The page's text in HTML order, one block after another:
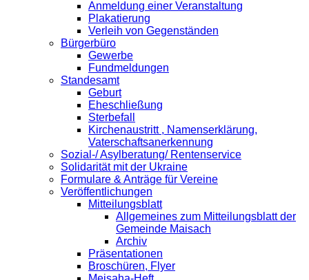
Anmeldung einer Veranstaltung
Plakatierung
Verleih von Gegenständen
Bürgerbüro
Gewerbe
Fundmeldungen
Standesamt
Geburt
Eheschließung
Sterbefall
Kirchenaustritt , Namenserklärung,
Vaterschaftsanerkennung
Sozial-/ Asylberatung/ Rentenservice
Solidarität mit der Ukraine
Formulare & Anträge für Vereine
Veröffentlichungen
Mitteilungsblatt
Allgemeines zum Mitteilungsblatt der
Gemeinde Maisach
Archiv
Präsentationen
Broschüren, Flyer